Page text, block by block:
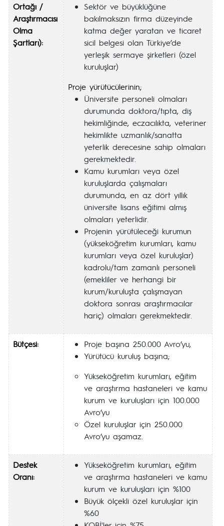
Ortağı /
Araştırmacısı
Olma
Şartları):
Sektör ve büyüklüğüne
bakılmaksızın firma düzeyinde
katma değer yaratan ve ticaret
sicil belgesi olan Türkiye’de
yerleşik sermaye şirketleri (özel
kuruluşlar)
Proje yürütücülerinin;
Üniversite personeli olmaları
durumunda doktora/tıpta, diş
hekimliğinde, eczacılıkta, veteriner
hekimlikte uzmanlık/sanatta
yeterlik derecesine sahip olmaları
gerekmektedir.
Kamu kurumları veya özel
kuruluşlarda çalışmaları
durumunda, en az dört yıllık
üniversite lisans eğitimi almış
olmaları yeterlidir.
Projenin yürütüleceği kurumun
(yükseköğretim kurumları, kamu
kurumları veya özel kuruluşlar)
kadrolu/tam zamanlı personeli
(emekliler ve herhangi bir
kurum/kuruluşta çalışmayan
doktora sonrası araştırmacılar
hariç) olmaları gerekmektedir.
Bütçesi:
Proje başına 250.000 Avro’yu,
Yürütücü kuruluş başına;
Yükseköğretim kurumları, eğitim
ve araştırma hastaneleri ve kamu
kurum ve kuruluşları için 100.000
Avro’yu
Özel kuruluşlar için 250.000
Avro’yu aşamaz.
Destek
Oranı:
Yükseköğretim kurumları, eğitim
ve araştırma hastaneleri ve kamu
kurum ve kuruluşları için %100
Büyük ölçekli özel kuruluşlar için
%60